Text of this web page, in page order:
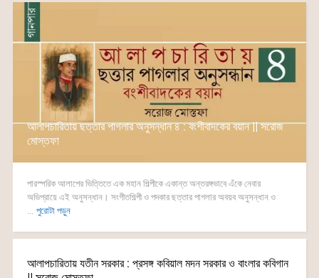
আলাপচারিতায় ছত্তার পাগলার অনুসন্ধান ৪ : বংশীবাদকের বয়ান || সরোজ
মোস্তফা
পারস্পরিক আলাপের ভিত্তিতে এক মহান শিল্পীকে একান্ত অন্তরঙ্গভাবে এঁকে নেবার
অভিপ্রায়ে এই অনুসন্ধান। সংগীতশিল্পী ও পদকার ছত্তার পাগলার অবয়ব অনুসন্ধান ও
পুরোটা পড়ুন
আলাপচারিতায় যতীন সরকার : প্রসঙ্গ কবিয়াল মদন সরকার ও বাংলার কবিগান